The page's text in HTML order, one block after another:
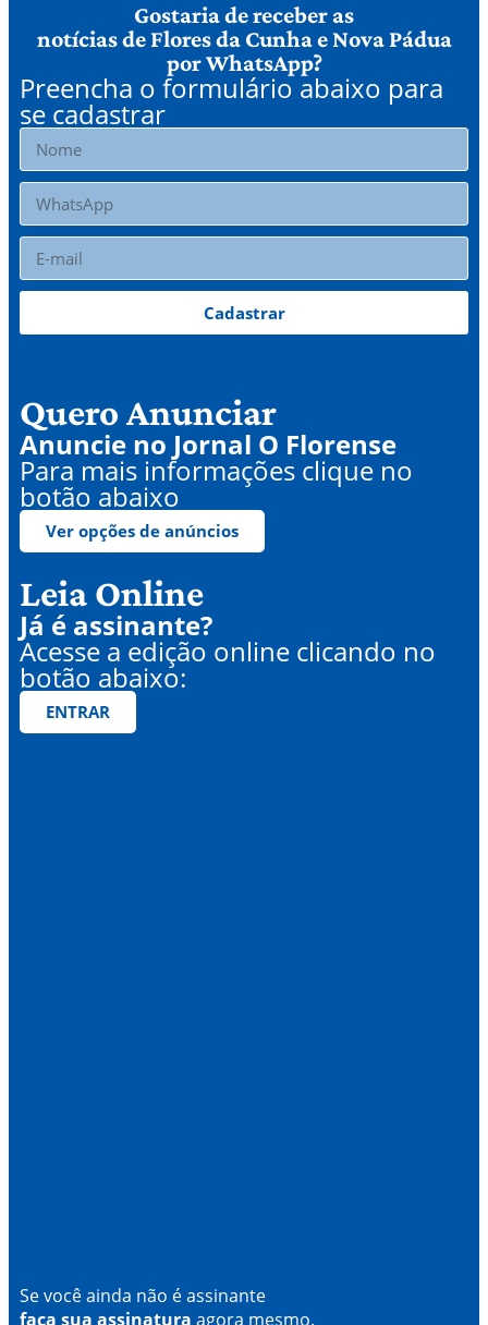
Gostaria de receber as
notícias de Flores da Cunha e Nova Pádua
por WhatsApp?
Preencha o formulário abaixo para
se cadastrar
Cadastrar
Quero Anunciar
Anuncie no Jornal O Florense
Para mais informações clique no
botão abaixo
Ver opções de anúncios
Leia Online
Já é assinante?
Acesse a edição online clicando no
botão abaixo:
ENTRAR
Se você ainda não é assinante
faça sua assinatura agora mesmo.